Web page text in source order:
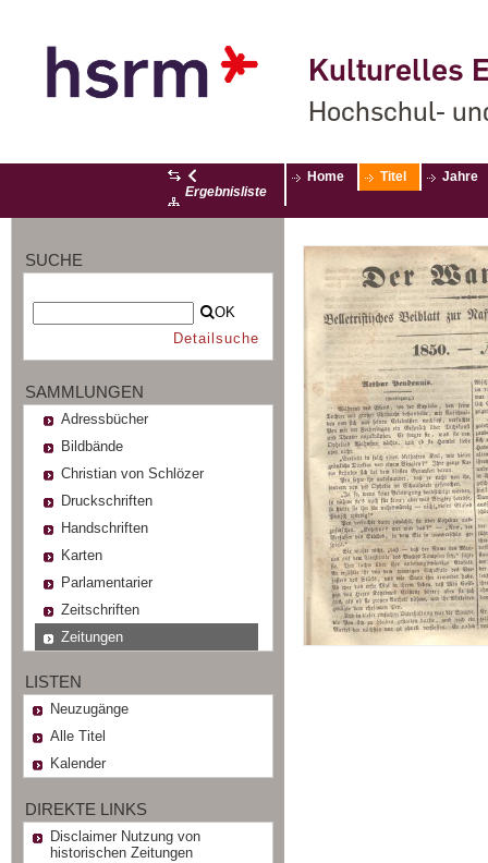
Kulturelles
Hochschul-
Ergebnisliste
Home Titel Jahre
SUCHE
OK
Detailsuche
SAMMLUNGEN
Adressbücher
Bildbände
Christian von Schlözer
Druckschriften
Handschriften
Karten
Parlamentarier
Zeitschriften
Zeitungen
LISTEN
Neuzugänge
Alle Titel
Kalender
DIREKTE LINKS
Disclaimer Nutzung von
historischen Zeitungen